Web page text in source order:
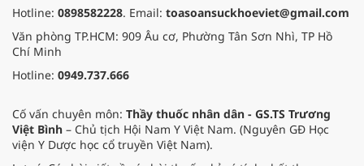
Hotline: 0898582228. Email: toasoansuckhoeviet@gmail.com
Văn phòng TP.HCM: 909 Âu cơ, Phường Tân Sơn Nhì, TP Hồ
Chí Minh
Hotline: 0949.737.666
Cố vấn chuyên môn: Thầy thuốc nhân dân - GS.TS Trương
Việt Bình – Chủ tịch Hội Nam Y Việt Nam. (Nguyên GĐ Học
viện Y Dược học cổ truyền Việt Nam).